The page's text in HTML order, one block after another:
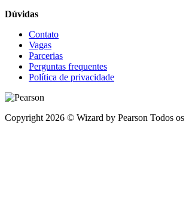
Dúvidas
Contato
Vagas
Parcerias
Perguntas frequentes
Política de privacidade
Copyright 2026 © Wizard by Pearson Todos os